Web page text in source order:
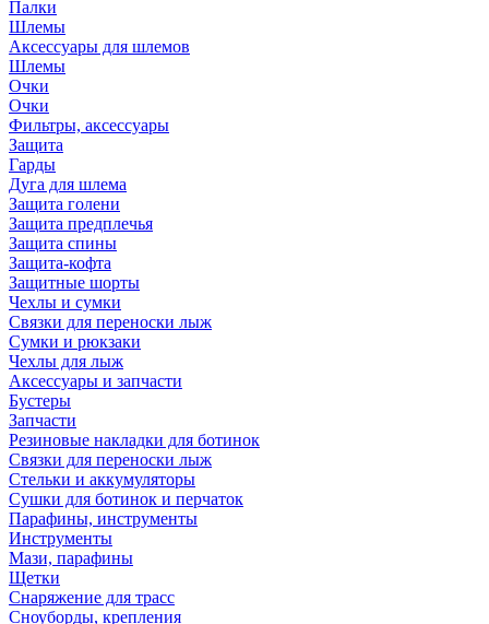
Палки
Шлемы
Аксессуары для шлемов
Шлемы
Очки
Очки
Фильтры, аксессуары
Защита
Гарды
Дуга для шлема
Защита голени
Защита предплечья
Защита спины
Защита-кофта
Защитные шорты
Чехлы и сумки
Связки для переноски лыж
Сумки и рюкзаки
Чехлы для лыж
Аксессуары и запчасти
Бустеры
Запчасти
Резиновые накладки для ботинок
Связки для переноски лыж
Стельки и аккумуляторы
Сушки для ботинок и перчаток
Парафины, инструменты
Инструменты
Мази, парафины
Щетки
Снаряжение для трасс
Сноуборды, крепления